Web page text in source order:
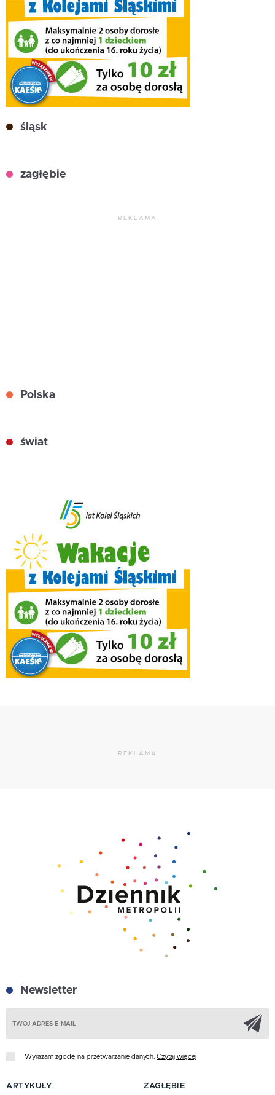
śląsk
zagłębie
REKLAMA
Polska
świat
REKLAMA
Newsletter
Wyrażam zgodę na przetwarzanie danych. Czytaj więcej
ARTYKUŁY ZAGŁĘBIE